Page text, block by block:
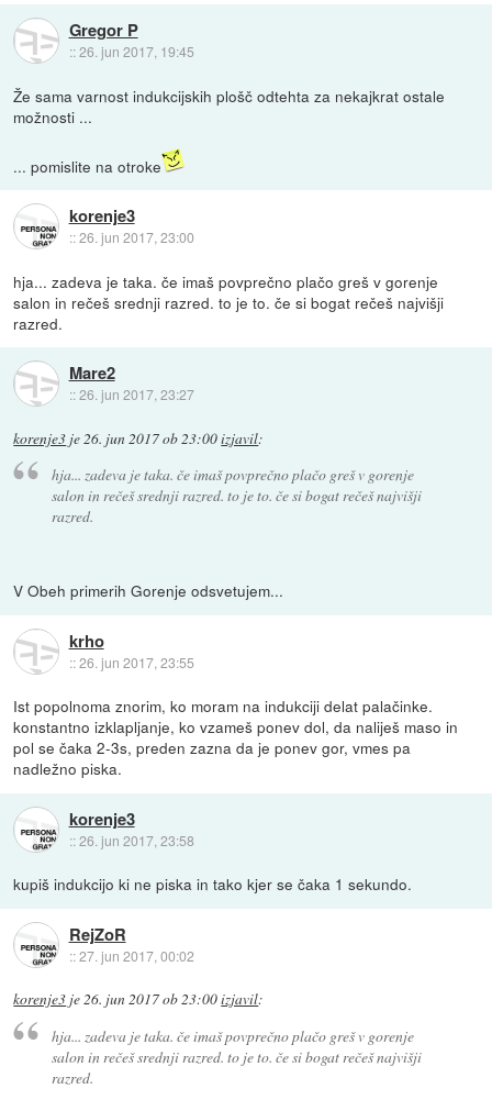
Gregor P
::26. jun 2017, 19:45
Že sama varnost indukcijskih plošč odtehta za nekajkrat ostale
možnosti ...
... pomislite na otroke
korenje3
::26. jun 2017, 23:00
hja... zadeva je taka. če imaš povprečno plačo greš v gorenje
salon in rečeš srednji razred. to je to. če si bogat rečeš najvišji
razred.
Mare2
::26. jun 2017, 23:27
korenje3 je26. jun 2017 ob 23:00izjavil:
hja... zadeva je taka. če imaš povprečno plačo greš v gorenje
salon in rečeš srednji razred. to je to. če si bogat rečeš najvišji
razred.
V Obeh primerih Gorenje odsvetujem...
krho
::26. jun 2017, 23:55
Ist popolnoma znorim, ko moram na indukciji delat palačinke.
konstantno izklapljanje, ko vzameš ponev dol, da naliješ maso in
pol se čaka 2-3s, preden zazna da je ponev gor, vmes pa
nadležno piska.
korenje3
::26. jun 2017, 23:58
kupiš indukcijo ki ne piska in tako kjer se čaka 1 sekundo.
RejZoR
::27. jun 2017, 00:02
korenje3 je26. jun 2017 ob 23:00izjavil:
hja... zadeva je taka. če imaš povprečno plačo greš v gorenje
salon in rečeš srednji razred. to je to. če si bogat rečeš najvišji
razred.